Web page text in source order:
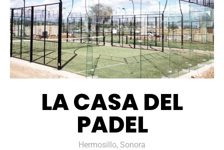
LA CASA DEL
PADEL
Hermosillo, Sonora